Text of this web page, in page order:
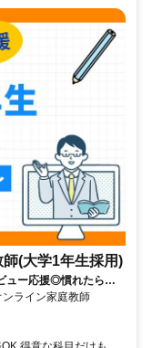
(大学1年生採用)
ュー応援◎慣れたらお
ライン家庭教師